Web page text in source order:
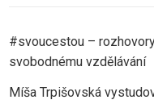
#svoucestou –
svobodnému vzdělávání
Míša Trpišovská